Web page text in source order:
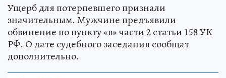
Ущерб для потерпевшего признали
значительным. Мужчине предъявили
обвинение по пункту «в» части 2 статьи 158 УК
РФ. О дате судебного заседания сообщат
дополнительно.